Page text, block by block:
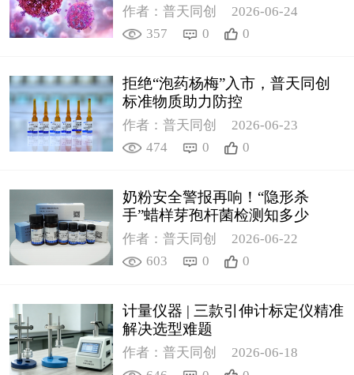
作者：普天同创
2026-06-24
357
0 0
拒绝“泡药杨梅”入市，普天同创
标准物质助力防控
作者：普天同创
2026-06-23
474
0 0
奶粉安全警报再响！“隐形杀
手”蜡样芽孢杆菌检测知多少
作者：普天同创
2026-06-22
603
0 0
计量仪器 | 三款引伸计标定仪精准
解决选型难题
作者：普天同创
2026-06-18